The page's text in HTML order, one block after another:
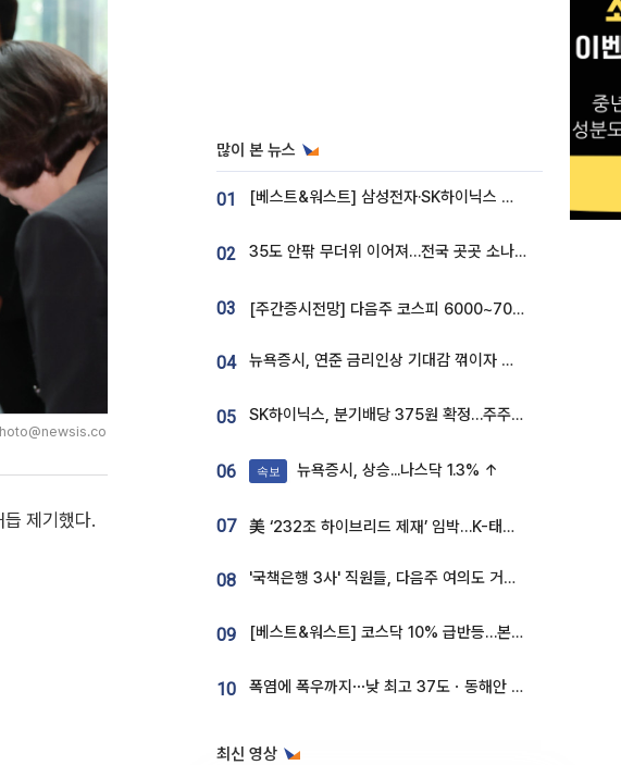
photo@newsis.co
제기했다.
많이 본 뉴스
01 [베스트&워스트] 삼성전자·SK하이닉스 밀린 한 주…상상인증권은 85% 급등
02 35도 안팎 무더위 이어져…전국 곳곳 소나기 [오늘 날씨]
03 [주간증시전망] 다음주 코스피 6000~7000⋯“外人 수급은 정책이 변수”
04 뉴욕증시, 연준 금리인상 기대감 꺾이자 상승...S&P500 사상 최고치 [종합]
05 SK하이닉스, 분기배당 375원 확정…주주환원책 9월로 앞당겨 발표
06 속보 뉴욕증시, 상승...나스닥 1.3% ↑
07 美 ‘232조 하이브리드 제재’ 임박…K-태양광, 불확실성 털고 날개 다나
08 '국책은행 3사' 직원들, 다음주 여의도 거리 나서는 까닭은
09 [베스트&워스트] 코스닥 10% 급반등…본느, 최대주주 변경 기대에 270% 폭등
10 폭염에 폭우까지⋯낮 최고 37도ㆍ동해안 강한 비 [날씨]
최신 영상